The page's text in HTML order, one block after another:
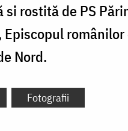
rostită de PS
Episcopul
Nord.
Fotografii